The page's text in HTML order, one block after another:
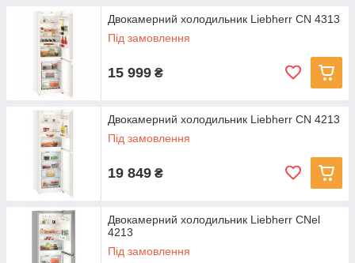
Двокамерний холодильник Liebherr CN 4313
Під замовлення
15 999 ₴
Двокамерний холодильник Liebherr CN 4213
Під замовлення
19 849 ₴
Двокамерний холодильник Liebherr CNel
4213
Під замовлення